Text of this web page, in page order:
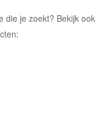
die je zoekt? Bekijk ook